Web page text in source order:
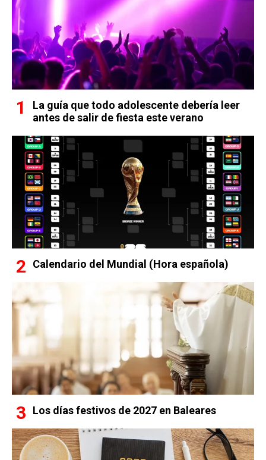
La guía que todo adolescente debería leer
antes de salir de fiesta este verano
Calendario del Mundial (Hora española)
Los días festivos de 2027 en Baleares